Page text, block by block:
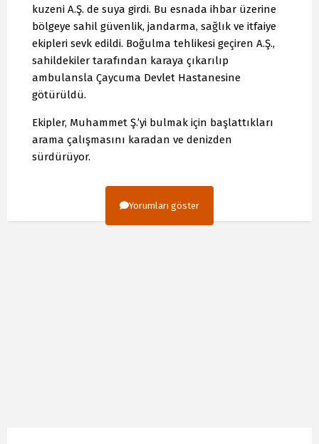
kuzeni A.Ş. de suya girdi. Bu esnada ihbar üzerine
bölgeye sahil güvenlik, jandarma, sağlık ve itfaiye
ekipleri sevk edildi. Boğulma tehlikesi geçiren A.Ş.,
sahildekiler tarafından karaya çıkarılıp
ambulansla Çaycuma Devlet Hastanesine
götürüldü.
Ekipler, Muhammet Ş.’yi bulmak için başlattıkları
arama çalışmasını karadan ve denizden
sürdürüyor.
Yorumları göster